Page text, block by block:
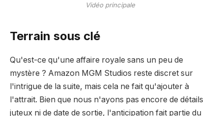
Vidéo principale
Terrain sous clé
Qu'est-ce qu'une affaire royale sans un peu de
mystère ? Amazon MGM Studios reste discret sur
l'intrigue de la suite, mais cela ne fait qu'ajouter à
l'attrait. Bien que nous n'ayons pas encore de détails
juteux ni de date de sortie, l'anticipation fait partie du